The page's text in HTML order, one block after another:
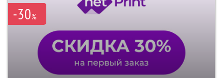
-30%